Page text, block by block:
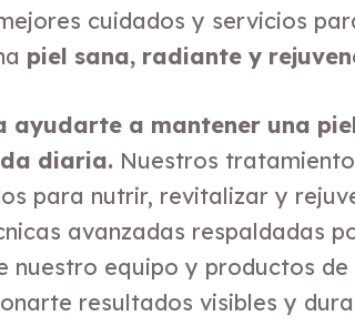
cuidados y servicios
piel sana, radiante y
ayudarte a mantener una
diaria. Nuestros
para nutrir, revitalizar y
avanzadas respaldadas
nuestro equipo y productos
resultados visibles y